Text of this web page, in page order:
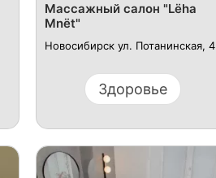
Массажный салон "Lёha
Mnёt"
Новосибирск ул. Потанинская, 4
Здоровье